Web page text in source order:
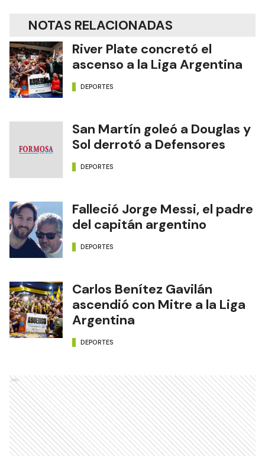
NOTAS RELACIONADAS
River Plate concretó el
ascenso a la Liga Argentina
DEPORTES
San Martín goleó a Douglas y
Sol derrotó a Defensores
DEPORTES
Falleció Jorge Messi, el padre
del capitán argentino
DEPORTES
Carlos Benítez Gavilán
ascendió con Mitre a la Liga
Argentina
DEPORTES
Ads